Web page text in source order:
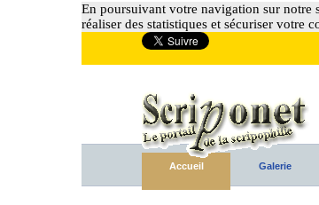
En poursuivant votre navigation sur notre
réaliser des statistiques et sécuriser votre
Accueil Galerie